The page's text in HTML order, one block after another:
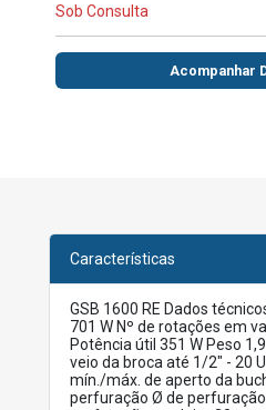
Sob Consulta
Acompanhar
Características
GSB 1600 RE Dados
701 W Nº de rotações em
Potência útil 351 W Peso
veio da broca até 1/2" - 20
mín./máx. de aperto da
perfuração Ø de